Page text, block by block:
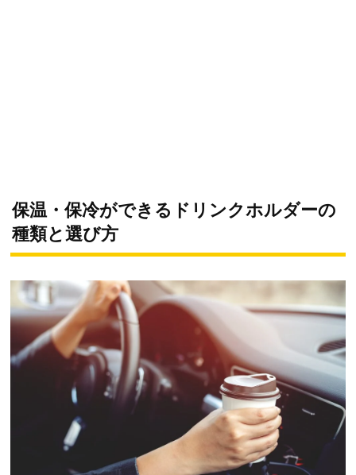
保温・保冷ができるドリンクホルダーの
種類と選び方